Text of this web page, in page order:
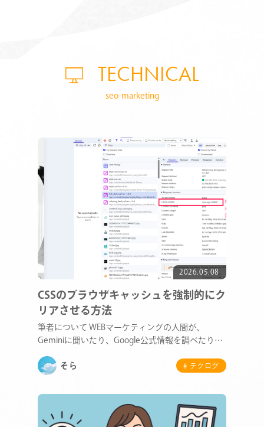
TECHNICAL
seo-marketing
2026.05.08
CSSのブラウザキャッシュを強制的にク
リアさせる方法
筆者について WEBマーケティングの人間が、
Geminiに聞いたり、Google公式情報を調べたり
そら
# テクログ